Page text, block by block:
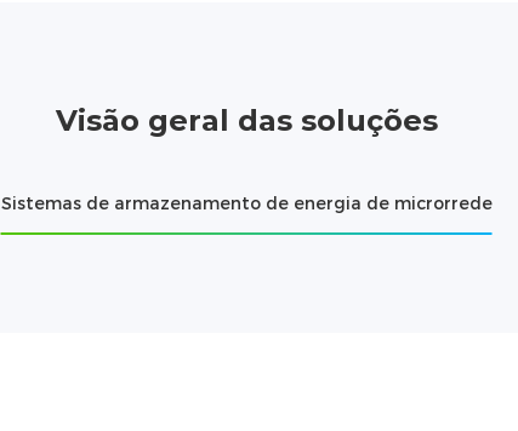
Visão geral das soluções
Sistemas de armazenamento de energia de microrrede